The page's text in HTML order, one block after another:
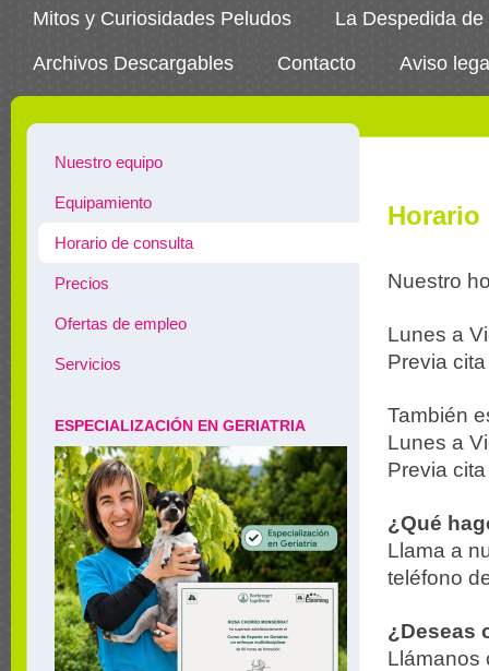
Mitos y Curiosidades Peludos La Despedida
Archivos Descargables Contacto Aviso
Horario
Nuestro
Lunes a
Previa
También
Lunes a
Previa
¿Qué
Llama a
teléfono
¿Deseas
Llámanos
Nuestro equipo
Equipamiento
Horario de consulta
Precios
Ofertas de empleo
Servicios
ESPECIALIZACIÓN EN GERIATRIA